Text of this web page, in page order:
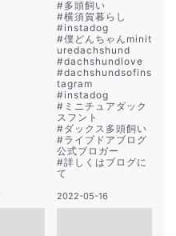
#多頭飼い
#横須賀暮らし
#instadog
#僕どんちゃんminit
uredachshund
#dachshundlove
#dachshundsofins
tagram
#instadog
# ミニチュアダック
スフント
#ダックス多頭飼い
#ライブドアブログ
公式ブロガー
#詳しくはブログに
て
2022-05-16